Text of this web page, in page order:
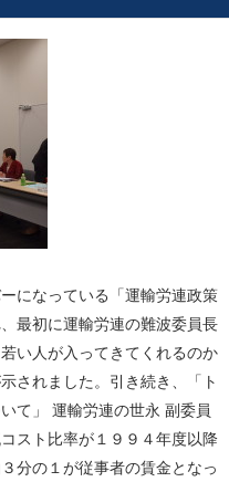
になっている「運輸労連政策
最初に運輸労連の難波委員長
い人が入ってきてくれるのか
されました。引き続き、「ト
て」 運輸労連の世永 副委員
スト比率が１９９４年度以降
分の１が従事者の賃金となっ